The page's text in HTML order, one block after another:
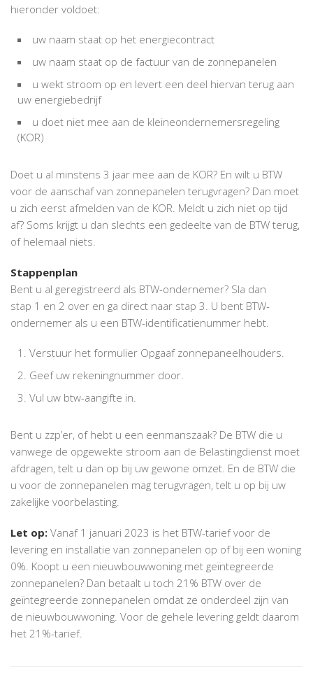
hieronder voldoet:
uw naam staat op het energiecontract
uw naam staat op de factuur van de zonnepanelen
u wekt stroom op en levert een deel hiervan terug aan
uw energiebedrijf
u doet niet mee aan de kleineondernemersregeling
(KOR)
Doet u al minstens 3 jaar mee aan de KOR? En wilt u BTW
voor de aanschaf van zonnepanelen terugvragen? Dan moet
u zich eerst afmelden van de KOR. Meldt u zich niet op tijd
af? Soms krijgt u dan slechts een gedeelte van de BTW terug,
of helemaal niets.
Stappenplan
Bent u al geregistreerd als BTW-ondernemer? Sla dan
stap 1 en 2 over en ga direct naar stap 3. U bent BTW-
ondernemer als u een BTW-identificatienummer hebt.
Verstuur het formulier Opgaaf zonnepaneelhouders.
Geef uw rekeningnummer door.
Vul uw btw-aangifte in.
Bent u zzp’er, of hebt u een eenmanszaak? De BTW die u
vanwege de opgewekte stroom aan de Belastingdienst moet
afdragen, telt u dan op bij uw gewone omzet. En de BTW die
u voor de zonnepanelen mag terugvragen, telt u op bij uw
zakelijke voorbelasting.
Let op: Vanaf 1 januari 2023 is het BTW-tarief voor de
levering en installatie van zonnepanelen op of bij een woning
0%. Koopt u een nieuwbouwwoning met geïntegreerde
zonnepanelen? Dan betaalt u toch 21% BTW over de
geïntegreerde zonnepanelen omdat ze onderdeel zijn van
de nieuwbouwwoning. Voor de gehele levering geldt daarom
het 21%-tarief.